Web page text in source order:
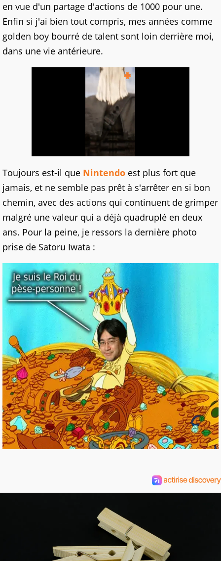
en vue d'un partage d'actions de 1000 pour une.
Enfin si j'ai bien tout compris, mes années comme
golden boy bourré de talent sont loin derrière moi,
dans une vie antérieure.
Toujours est-il que Nintendo est plus fort que
jamais, et ne semble pas prêt à s'arrêter en si bon
chemin, avec des actions qui continuent de grimper
malgré une valeur qui a déjà quadruplé en deux
ans. Pour la peine, je ressors la dernière photo
prise de Satoru Iwata :